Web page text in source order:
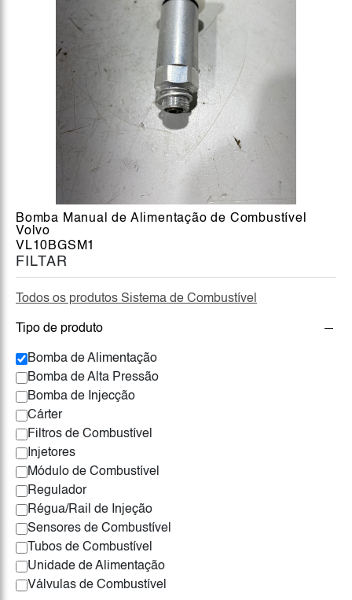
FILTAR
Todos os produtos Sistema de Combustível
Tipo de produto
Bomba de Alimentação
Bomba de Alta Pressão
Bomba de Injecção
Cárter
Filtros de Combustível
Injetores
Módulo de Combustível
Regulador
Régua/Rail de Injeção
Sensores de Combustível
Tubos de Combustível
Unidade de Alimentação
Válvulas de Combustível
Bomba Manual de Alimentação de Combustível
Volvo
VL10BGSM1